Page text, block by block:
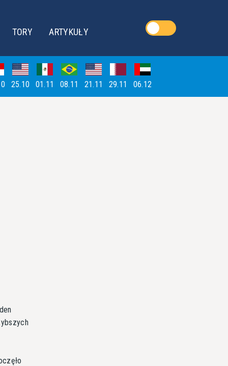
TORY ARTYKUŁY
25.10 01.11 08.11 21.11 29.11 06.12